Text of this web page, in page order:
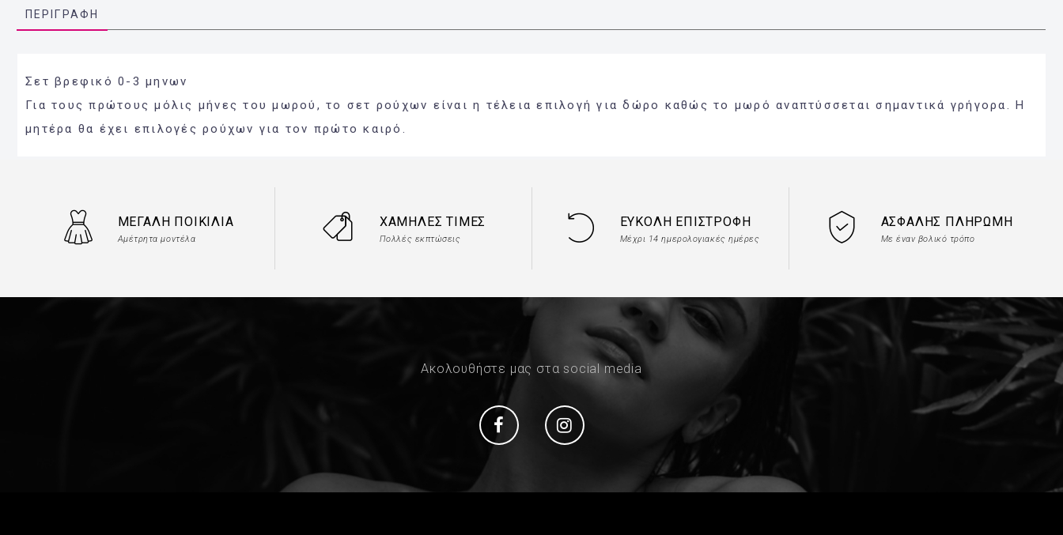
ΠΕΡΙΓΡΑΦΉ
Σετ βρεφικό 0-3 μηνων
Για τους πρώτους μόλις μήνες του μωρού, το σετ ρούχων είναι η τέλεια επιλογή για δώρο καθώς το μωρό αναπτύσσεται σημαντικά γρήγορα. Η
μητέρα θα έχει επιλογές ρούχων για τον πρώτο καιρό.
ΜΕΓΆΛΗ ΠΟΙΚΙΛΊΑ
Αμέτρητα μοντέλα
ΧΑΜΗΛΈΣ ΤΙΜΈΣ
Πολλές εκπτώσεις
ΕΎΚΟΛΗ ΕΠΙΣΤΡΟΦΉ
Μέχρι 14 ημερολογιακές ημέρες
ΑΣΦΑΛΉΣ ΠΛΗΡΩΜΉ
Με έναν βολικό τρόπο
Ακολουθήστε μας στα social media
Social Social